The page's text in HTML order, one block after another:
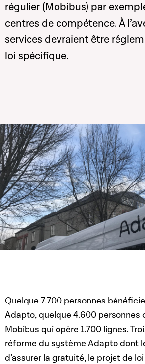
régulier (Mobibus) par
centres de compétence. À
services devraient être
loi spécifique.
Quelque 7.700 personnes
Adapto, quelque 4.600 personnes
Mobibus qui opère 1.700 lignes.
réforme du système Adapto dont
d’assurer la gratuité, le projet de